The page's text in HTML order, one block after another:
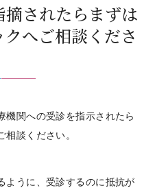
されたらまずは
へご相談くださ
機関への受診を指示されたら
相談ください。
ように、受診するのに抵抗が